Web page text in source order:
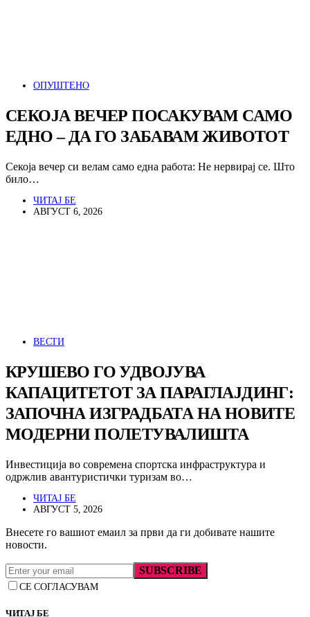
ОПУШТЕНО
СЕКОЈА ВЕЧЕР ПОСАКУВАМ САМО
ЕДНО – ДА ГО ЗАБАВАМ ЖИВОТОТ
Секоја вечер си велам само една работа: Не нервирај се. Што
било…
ЧИТАЈ БЕ
АВГУСТ 6, 2026
ВЕСТИ
КРУШЕВО ГО УДВОЈУВА
КАПАЦИТЕТОТ ЗА ПАРАГЛАЈДИНГ:
ЗАПОЧНА ИЗГРАДБАТА НА НОВИТЕ
МОДЕРНИ ПОЛЕТУВАЛИШТА
Инвестиција во современа спортска инфраструктура и
одржлив авантуристички туризам во…
ЧИТАЈ БЕ
АВГУСТ 5, 2026
Внесете го вашиот емаил за први да ги добивате нашите
новости.
SUBSCRIBE
СЕ СОГЛАСУВАМ
ЧИТАЈ БЕ